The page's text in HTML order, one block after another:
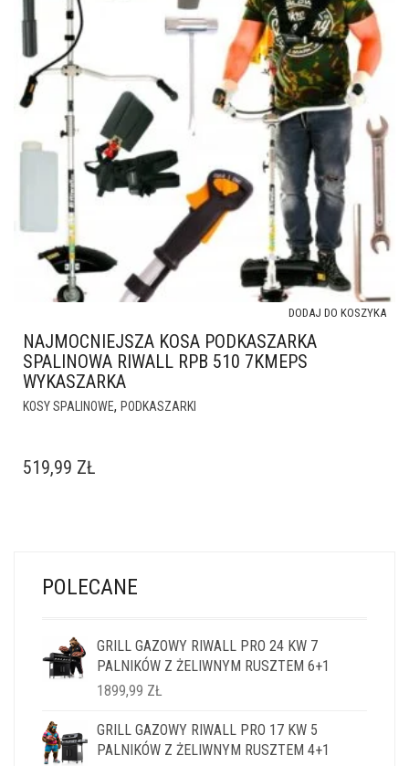
NAJMOCNIEJSZA KOSA PODKASZARKA
SPALINOWA RIWALL RPB 510 7KMEPS
WYKASZARKA
KOSY SPALINOWE, PODKASZARKI
DODAJ DO KOSZYKA
519,99 ZŁ
POLECANE
GRILL GAZOWY RIWALL PRO 24 KW 7
PALNIKÓW Z ŻELIWNYM RUSZTEM 6+1
1899,99 ZŁ
GRILL GAZOWY RIWALL PRO 17 KW 5
PALNIKÓW Z ŻELIWNYM RUSZTEM 4+1